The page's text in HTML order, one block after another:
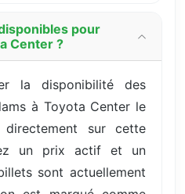
pour
Center ?
la disponibilité des
à Toyota Center le
sur cette
un prix actif et un
sont actuellement